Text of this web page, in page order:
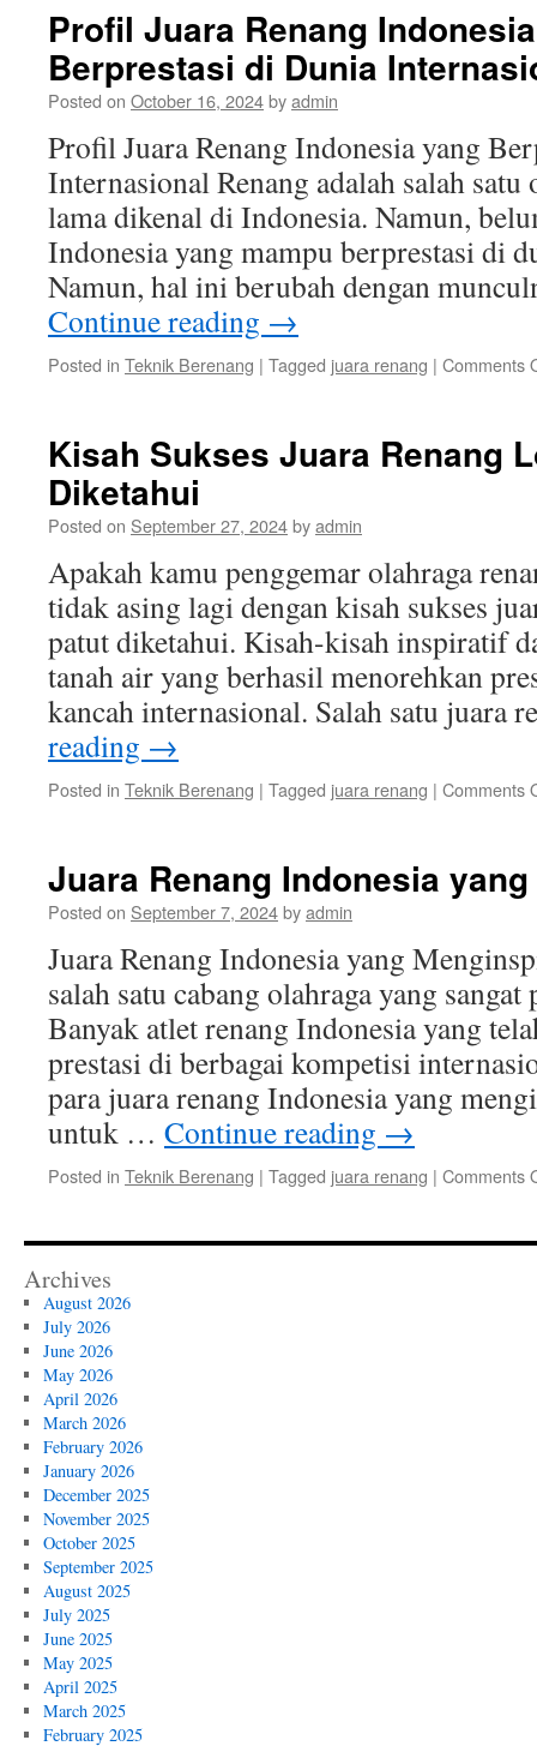
Profil Juara Renang
Berprestasi di Dunia
Posted on October 16, 2024byadmin
Profil Juara Renang Indonesia yang
Internasional Renang adalah salah satu
lama dikenal di Indonesia. Namun,
Indonesia yang mampu berprestasi di
Namun, hal ini berubah dengan
Continue reading →
Posted in Teknik Berenang | Tagged juara renang | Comments
Kisah Sukses Juara Renang
Diketahui
Posted on September 27, 2024byadmin
Apakah kamu penggemar olahraga
tidak asing lagi dengan kisah sukses
patut diketahui. Kisah-kisah inspiratif
tanah air yang berhasil menorehkan
kancah internasional. Salah satu juara
reading →
Posted in Teknik Berenang | Tagged juara renang | Comments
Juara Renang Indonesia
Posted on September 7, 2024byadmin
Juara Renang Indonesia yang
salah satu cabang olahraga yang
Banyak atlet renang Indonesia yang
prestasi di berbagai kompetisi
para juara renang Indonesia yang
untuk … Continue reading →
Posted in Teknik Berenang | Tagged juara renang | Comments
Archives
August 2026
July 2026
June 2026
May 2026
April 2026
March 2026
February 2026
January 2026
December 2025
November 2025
October 2025
September 2025
August 2025
July 2025
June 2025
May 2025
April 2025
March 2025
February 2025